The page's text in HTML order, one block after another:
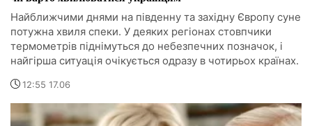
Найближчими днями на південну та західну Європу суне
потужна хвиля спеки. У деяких регіонах стовпчики
термометрів піднімуться до небезпечних позначок, і
найгірша ситуація очікується одразу в чотирьох країнах.
12:55 17.06